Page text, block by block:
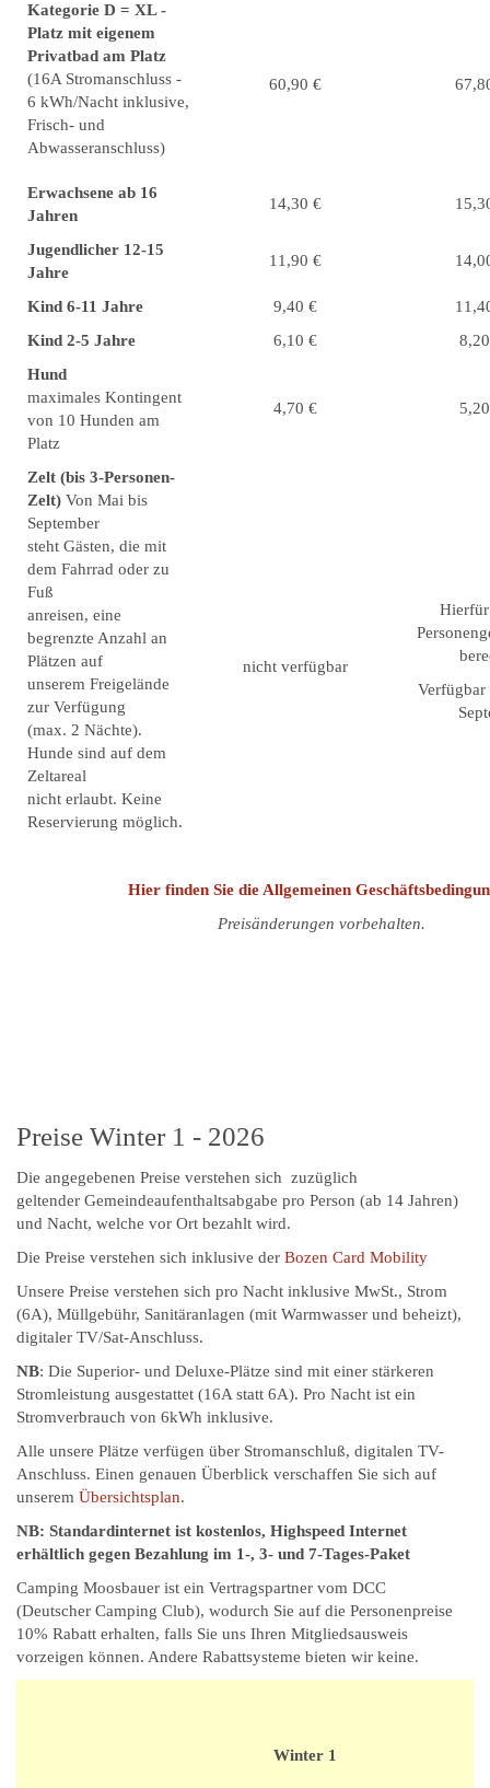
Kategorie D = XL -
Platz mit eigenem
Privatbad am Platz
(16A Stromanschluss -
6 kWh/Nacht inklusive,
Frisch- und
Abwasseranschluss)
60,90 €
Erwachsene ab 16
Jahren
14,30 €
Jugendlicher 12-15
Jahre
11,90 €
Kind 6-11 Jahre 9,40 €
Kind 2-5 Jahre
6,10 €
Hund
maximales Kontingent
von 10 Hunden am
Platz
4,70 €
Zelt (bis 3-Personen-
Zelt) Von Mai bis
September
steht Gästen, die mit
dem Fahrrad oder zu
Fuß
anreisen, eine
begrenzte Anzahl an
Plätzen auf
unserem Freigelände
zur Verfügung
(max. 2 Nächte).
Hunde sind auf dem
Zeltareal
nicht erlaubt. Keine
Reservierung möglich.
nicht verfügbar
Hier finden Sie die Allgemeinen
Preisänderungen vorbehalten.
Preise Winter 1 - 2026
Die angegebenen Preise verstehen sich zuzüglich
geltender Gemeindeaufenthaltsabgabe pro Person (ab 14 Jahren)
und Nacht, welche vor Ort bezahlt wird.
Die Preise verstehen sich inklusive der Bozen Card Mobility
Unsere Preise verstehen sich pro Nacht inklusive MwSt., Strom
(6A), Müllgebühr, Sanitäranlagen (mit Warmwasser und beheizt),
digitaler TV/Sat-Anschluss.
NB: Die Superior- und Deluxe-Plätze sind mit einer stärkeren
Stromleistung ausgestattet (16A statt 6A). Pro Nacht ist ein
Stromverbrauch von 6kWh inklusive.
Alle unsere Plätze verfügen über Stromanschluß, digitalen TV-
Anschluss. Einen genauen Überblick verschaffen Sie sich auf
unserem Übersichtsplan.
NB: Standardinternet ist kostenlos, Highspeed Internet
erhältlich gegen Bezahlung im 1-, 3- und 7-Tages-Paket
Camping Moosbauer ist ein Vertragspartner vom DCC
(Deutscher Camping Club), wodurch Sie auf die Personenpreise
10% Rabatt erhalten, falls Sie uns Ihren Mitgliedsausweis
vorzeigen können. Andere Rabattsysteme bieten wir keine.
Winter 1